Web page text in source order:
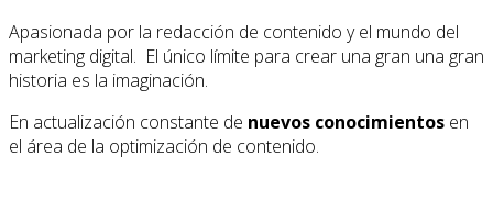
Apasionada por la redacción de contenido y el mundo del
marketing digital. El único límite para crear una gran una gran
historia es la imaginación.
En actualización constante de nuevos conocimientos en
el área de la optimización de contenido.